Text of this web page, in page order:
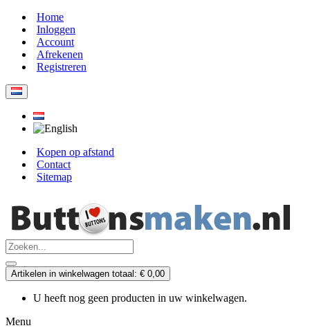
Home
Inloggen
Account
Afrekenen
Registreren
Kopen op afstand
Contact
Sitemap
Artikelen in winkelwagen totaal: € 0,00
U heeft nog geen producten in uw winkelwagen.
Menu